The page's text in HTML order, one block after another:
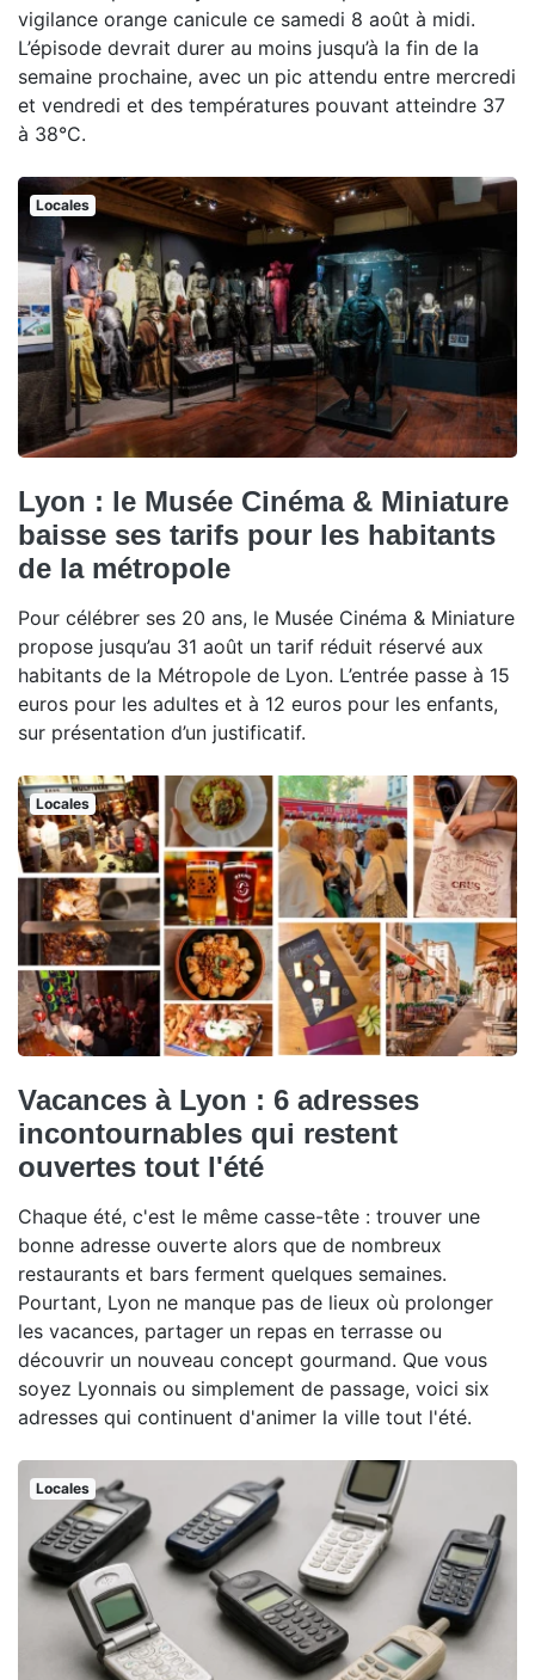
vigilance orange canicule ce samedi 8 août à midi.
L’épisode devrait durer au moins jusqu’à la fin de la
semaine prochaine, avec un pic attendu entre mercredi
et vendredi et des températures pouvant atteindre 37
à 38°C.
Locales
Lyon : le Musée Cinéma & Miniature
baisse ses tarifs pour les habitants
de la métropole
Pour célébrer ses 20 ans, le Musée Cinéma & Miniature
propose jusqu’au 31 août un tarif réduit réservé aux
habitants de la Métropole de Lyon. L’entrée passe à 15
euros pour les adultes et à 12 euros pour les enfants,
sur présentation d’un justificatif.
Locales
Vacances à Lyon : 6 adresses
incontournables qui restent
ouvertes tout l'été
Chaque été, c'est le même casse-tête : trouver une
bonne adresse ouverte alors que de nombreux
restaurants et bars ferment quelques semaines.
Pourtant, Lyon ne manque pas de lieux où prolonger
les vacances, partager un repas en terrasse ou
découvrir un nouveau concept gourmand. Que vous
soyez Lyonnais ou simplement de passage, voici six
adresses qui continuent d'animer la ville tout l'été.
Locales